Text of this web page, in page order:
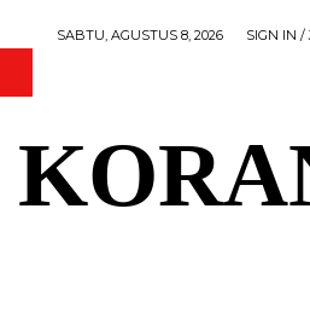
SABTU, AGUSTUS 8, 2026 SIGN IN /